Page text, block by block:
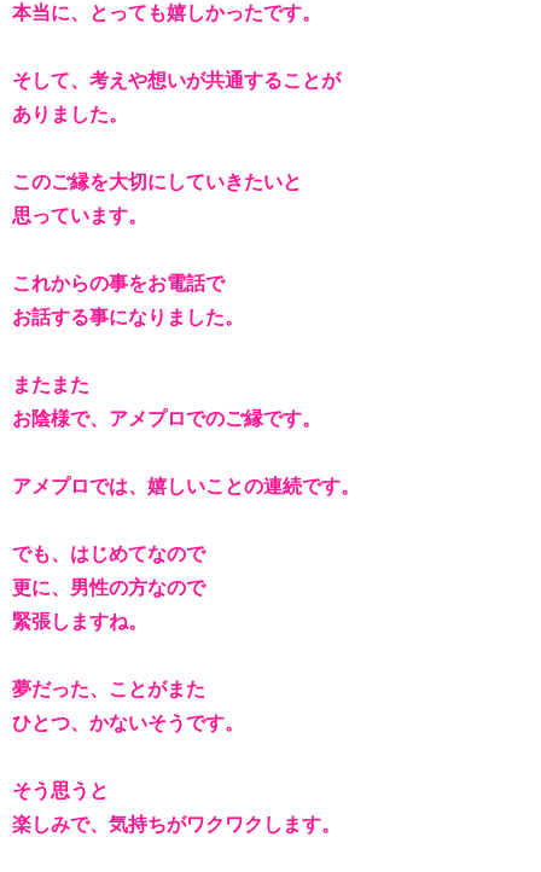
本当に、とっても嬉しかったです。
そして、考えや想いが共通することが
ありました。
このご縁を大切にしていきたいと
思っています。
これからの事をお電話で
お話する事になりました。
またまた
お陰様で、アメプロでのご縁です。
アメプロでは、嬉しいことの連続です。
でも、はじめてなので
更に、男性の方なので
緊張しますね。
夢だった、ことがまた
ひとつ、かないそうです。
そう思うと
楽しみで、気持ちがワクワクします。